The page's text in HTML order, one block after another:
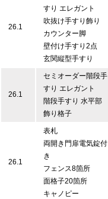
26.1
すり エレガント
吹抜け手すり飾り
カウンター脚
壁付け手すり2点
玄関縦型手すり
26.1
セミオーダー階段手
すり エレガント
階段手すり 水平部
飾り格子
26.1
表札
両開き門扉電気錠付
き
フェンス8箇所
面格子20箇所
キャノピー